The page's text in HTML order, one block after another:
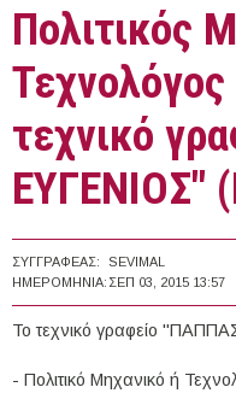
Πολιτικός
τεχνικό
ΕΥΓΕΝΙΟΣ"
ΣΥΓΓΡΑΦΈΑΣ:
SEVIMAL
ΗΜΕΡΟΜΗΝΊΑ: ΣΕΠ 03, 2015 13:57
Το τεχνικό γραφείο
- Πολιτικό Μηχανικό ή